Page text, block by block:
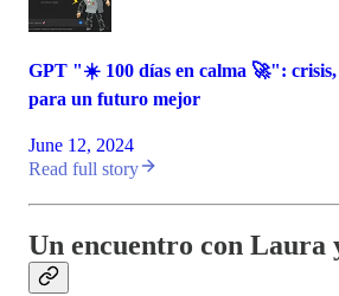
GPT "☀️ 100 días en calma 🚀": crisis,
para un futuro mejor
June 12, 2024
Read full story
Un encuentro con Laura